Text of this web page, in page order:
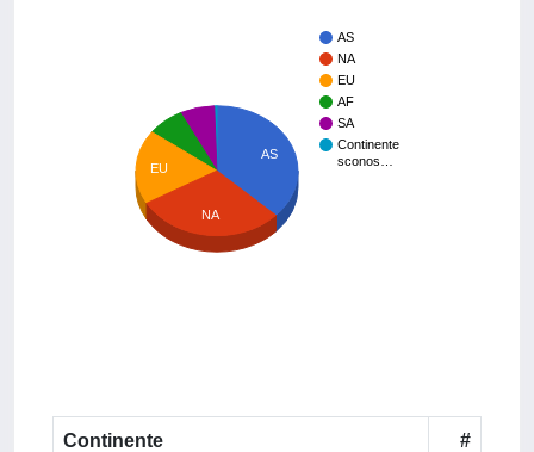
AS
NA
EU
AF
SA
Continente
sconos…
AS
EU
NA
Continente #